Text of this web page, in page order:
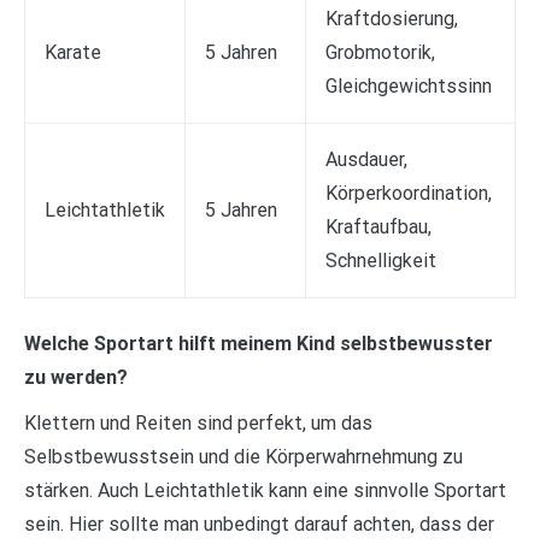
Karate 5 Jahren
Kraftdosierung,
Grobmotorik,
Gleichgewichtssinn
Leichtathletik 5 Jahren
Ausdauer,
Körperkoordination,
Kraftaufbau,
Schnelligkeit
Welche Sportart hilft meinem Kind selbstbewusster
zu werden?
Klettern und Reiten sind perfekt, um das
Selbstbewusstsein und die Körperwahrnehmung zu
stärken. Auch Leichtathletik kann eine sinnvolle Sportart
sein. Hier sollte man unbedingt darauf achten, dass der